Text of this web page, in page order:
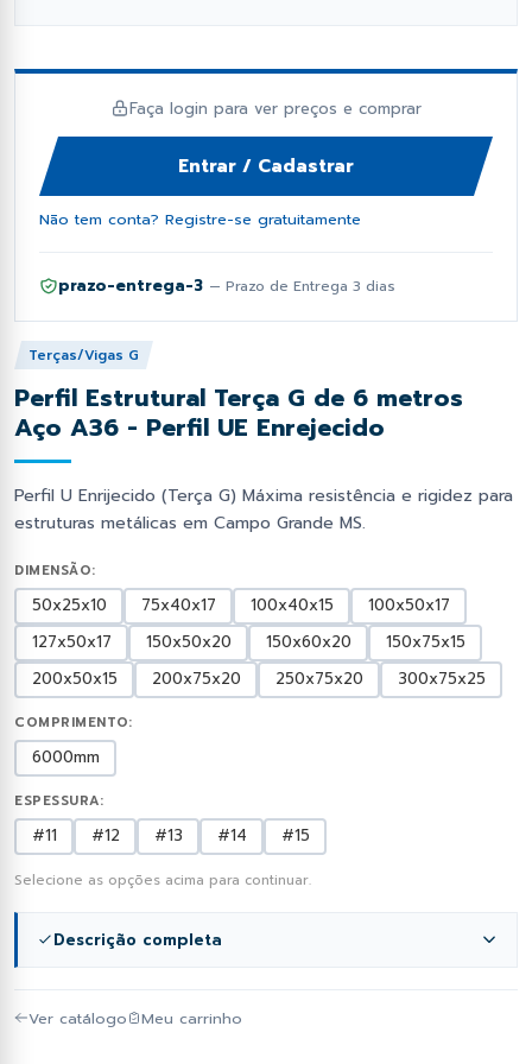
Metálicas
Industriais
de Estrutural
Ponteiras
Primer e Thinner
Proteção e Segurança
Polido
Perfil Cartola Portão
Perfil L
Tampas de Portão
Trilhos de Portão e Porta
Zee (Z) e Tee (T) Perfil
Terças/Vigas G
Perfil Estrutural Terça G de 6 metros
Aço A36 - Perfil UE Enrejecido
Perfil U Enrijecido (Terça G) Máxima resistência e rigidez para
estruturas metálicas em Campo Grande MS.
DIMENSÃO:
50x25x10 75x40x17 100x40x15
100x50x17
127x50x17
150x50x20 150x60x20
150x75x15
200x50x15
200x75x20 250x75x20 300x75x25
COMPRIMENTO:
6000mm
ESPESSURA:
#11 #12 #13 #14 #15
Selecione as opções acima para continuar.
Descrição completa
espessura para o perfil de estrutura no catálogo de
Ver catálogo Meu carrinho
Faça login para ver preços e comprar
Entrar / Cadastrar
Não tem conta? Registre-se gratuitamente
prazo-entrega-3 — Prazo de Entrega 3 dias